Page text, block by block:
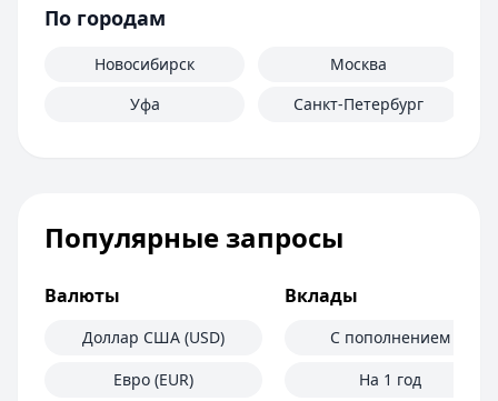
По городам
Новосибирск
Уфа
Москва
Санкт-Петербург
Популярные запросы
Валюты
Доллар США (USD)
Евро (EUR)
Вклады
С пополнением
На 1 год